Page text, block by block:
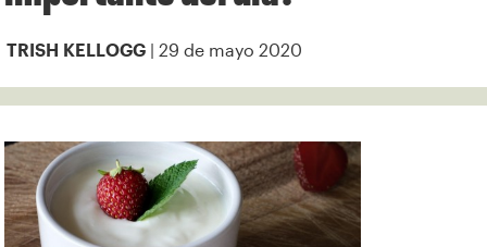
TRISH KELLOGG | 29 de mayo 2020